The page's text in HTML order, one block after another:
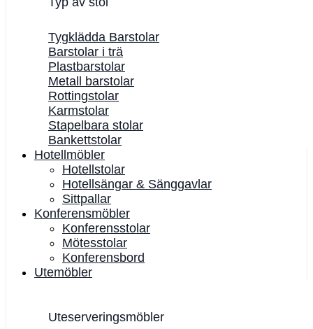
Tygklädda Barstolar
Barstolar i trä
Plastbarstolar
Metall barstolar
Rottingstolar
Karmstolar
Stapelbara stolar
Bankettstolar
Hotellmöbler
Hotellstolar
Hotellsängar & Sänggavlar
Sittpallar
Konferensmöbler
Konferensstolar
Mötesstolar
Konferensbord
Utemöbler
Uteserveringsmöbler